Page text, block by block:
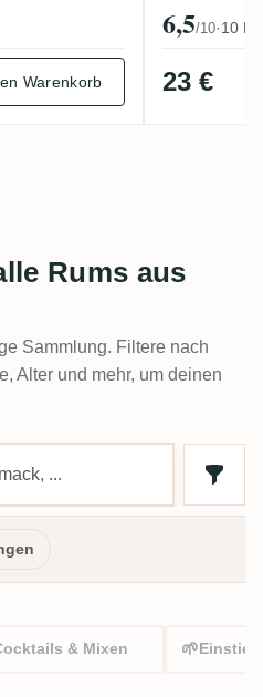
Warenkorb
6,5/10·10
23 €
Rums aus
Sammlung. Filtere nach
Alter und mehr, um deinen
& Mixen 🌱Einstieg